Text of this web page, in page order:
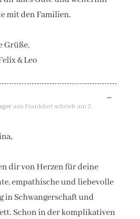
mit den Familien.
Grüße,
& Leo
aus Frankfurtschrieb am 7.
dir von Herzen für deine
empathische und liebevolle
in Schwangerschaft und
Schon in der komplikativen
...DIESE